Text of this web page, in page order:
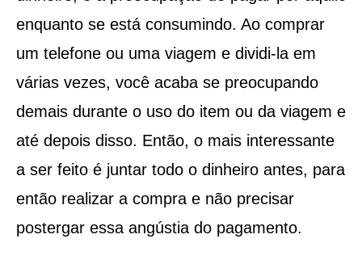
enquanto se está consumindo. Ao comprar
um telefone ou uma viagem e dividi-la em
várias vezes, você acaba se preocupando
demais durante o uso do item ou da viagem e
até depois disso. Então, o mais interessante
a ser feito é juntar todo o dinheiro antes, para
então realizar a compra e não precisar
postergar essa angústia do pagamento.